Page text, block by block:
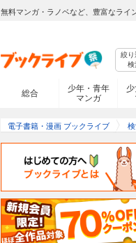
無料マンガ・ラノベなど、豊富なライ
絞り
検
総合
少年・青年
マンガ
電子書籍・漫画 ブックライブ